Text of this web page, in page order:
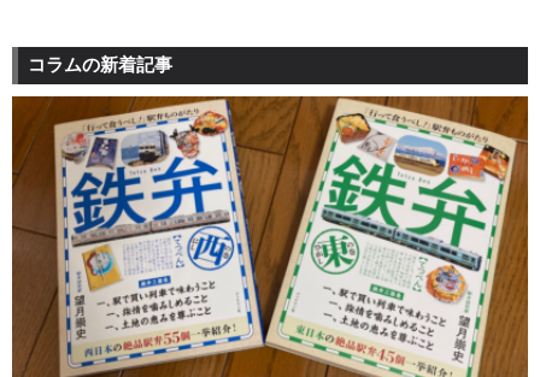
コラムの新着記事